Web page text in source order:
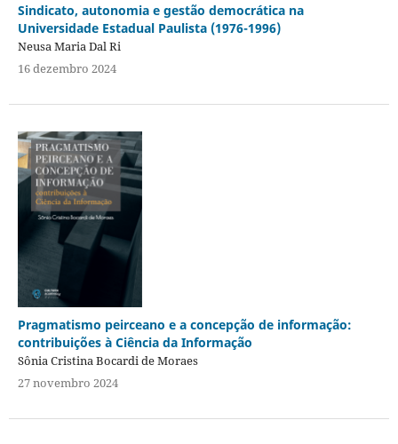
Sindicato, autonomia e gestão democrática na
Universidade Estadual Paulista (1976-1996)
Neusa Maria Dal Ri
16 dezembro 2024
Pragmatismo peirceano e a concepção de informação:
contribuições à Ciência da Informação
Sônia Cristina Bocardi de Moraes
27 novembro 2024